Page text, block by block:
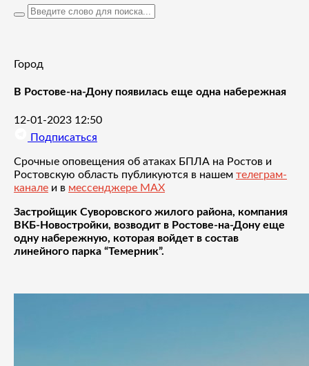
Город
В Ростове-на-Дону появилась еще одна набережная
12-01-2023 12:50
Подписаться
Срочные оповещения об атаках БПЛА на Ростов и
Ростовскую область публикуются в нашем телеграм-
канале и в мессенджере MAX
Застройщик Суворовского жилого района, компания
ВКБ-Новостройки, возводит в Ростове-на-Дону еще
одну набережную, которая войдет в состав
линейного парка “Темерник”.